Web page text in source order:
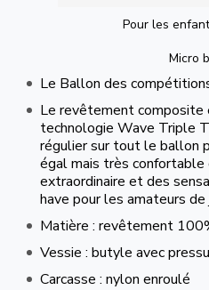
Pour les
Micro
Le Ballon des
Le revêtement composite
technologie Wave Triple
régulier sur tout le ballon
égal mais très confortable
extraordinaire et des
have pour les amateurs
Matière : revêtement
Vessie : butyle avec
Carcasse : nylon enroulé